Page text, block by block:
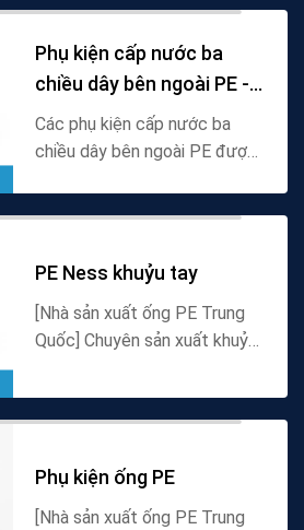
Phụ kiện cấp nước ba
chiều dây bên ngoài PE -
lựa chọn chất
Các phụ kiện cấp nước ba
chiều dây bên ngoài PE được
tính chống ăn mòn, ch...
PE Ness khuỷu tay
[Nhà sản xuất ống PE Trung
Quốc] Chuyên sản xuất khuỷu
khuỷu tay ren bên trong góc
vuông 90 độ và tất cả các
Phụ kiện ống PE
[Nhà sản xuất ống PE Trung